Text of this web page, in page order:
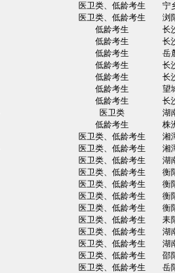
医卫类、低龄考生
宁
医卫类、低龄考生
浏
低龄考生
长
低龄考生
长
低龄考生
岳
低龄考生
长
低龄考生
长
低龄考生
望
低龄考生
长
医卫类
湖
低龄考生
株
医卫类、低龄考生
湘
医卫类、低龄考生
湘
医卫类、低龄考生
湖
医卫类、低龄考生
衡
医卫类、低龄考生
衡
医卫类、低龄考生
衡
医卫类、低龄考生
衡
医卫类、低龄考生
耒
医卫类、低龄考生
湖
医卫类、低龄考生
湖
医卫类、低龄考生
邵
医卫类、低龄考生
岳